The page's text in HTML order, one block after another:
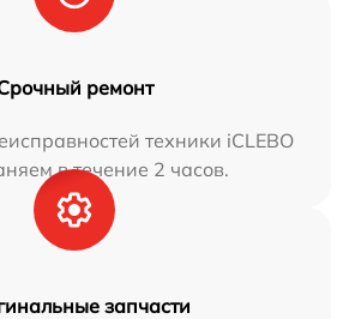
ремонт
техники iCLEBO
в течение 2 часов.
запчасти